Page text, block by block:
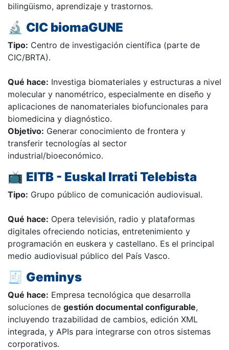
bilingüismo, aprendizaje y trastornos.
🔬 CIC biomaGUNE
Tipo: Centro de investigación científica (parte de
CIC/BRTA).
Qué hace: Investiga biomateriales y estructuras a nivel
molecular y nanométrico, especialmente en diseño y
aplicaciones de nanomateriales biofuncionales para
biomedicina y diagnóstico.
Objetivo: Generar conocimiento de frontera y
transferir tecnologías al sector
industrial/bioeconómico.
📺 EITB - Euskal Irrati Telebista
Tipo: Grupo público de comunicación audiovisual.
Qué hace: Opera televisión, radio y plataformas
digitales ofreciendo noticias, entretenimiento y
programación en euskera y castellano. Es el principal
medio audiovisual público del País Vasco.
🧾 Geminys
Qué hace: Empresa tecnológica que desarrolla
soluciones de gestión documental configurable,
incluyendo trazabilidad de cambios, edición XML
integrada, y APIs para integrarse con otros sistemas
corporativos.